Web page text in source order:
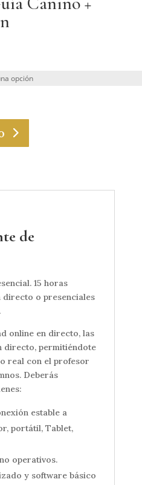
de
15 horas
directo o presenciales
online en directo, las
directo, permitiéndote
real con el profesor
Deberás
estable a
portátil, Tablet,
operativos.
y software básico